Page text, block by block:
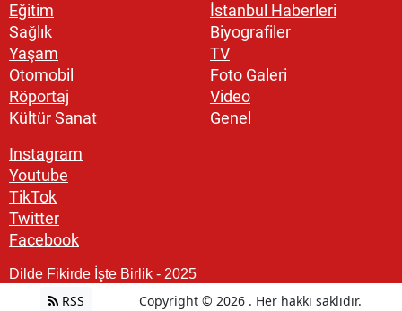
Eğitim
Sağlık
Yaşam
Otomobil
Röportaj
Kültür Sanat
İstanbul Haberleri
Biyografiler
TV
Foto Galeri
Video
Genel
Instagram
Youtube
TikTok
Twitter
Facebook
Dilde Fikirde İşte Birlik - 2025
RSS Copyright © 2026 . Her hakkı saklıdır.